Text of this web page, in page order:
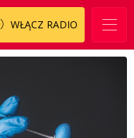
WŁĄCZ RADIO